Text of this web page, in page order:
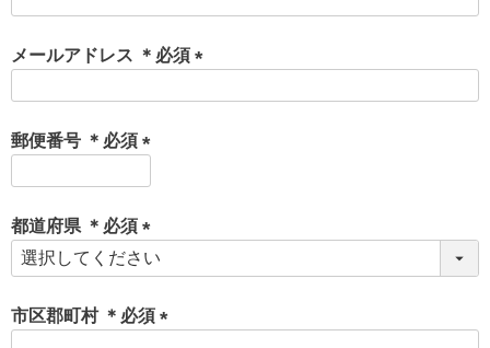
須
メールアドレス ＊必須
郵便番号 ＊必須
須
)
都道府県 ＊必須
(
須
)
市区郡町村 ＊必須